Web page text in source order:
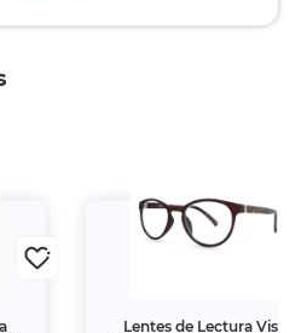
Lentes de Lectura Vista